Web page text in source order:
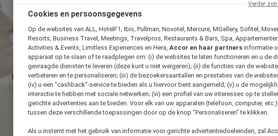
Cookies en persoonsgegevens
Op de websites van ALL, HotelF1, Ibis, Pullman, Novotel, Mercure, MGallery, Sofitel,
Resorts, Business Travel, Meetings, Travelpros, Restaurants & Bars, Spa,
Activities & Events, Limitless Experiences en Hera, Accor en haar partners informatie
apparaat op te slaan of te raadplegen om: (i) de websites te laten functioneren en u de
gevraagde diensten te leveren (deze kunt u niet weigeren); (ii) de functies van de
verbeteren en te personaliseren; (iii) de bezoekersaantallen en prestaties van de
(iv) u een "cashback"-service te bieden als u hiervoor bent aangemeld; (v) u de
interactie te hebben met sociale netwerken; (vi) een profiel van uw interesses op te
gerichte advertenties aan te bieden. Voor elk van uw apparaten (telefoon, computer,
tussen deze verschillende toepassingen door op de knop "Personaliseren" te klikken.
Als u instemt met het gebruik van informatie voor gerichte advertentiedoeleinden, zal
Verder